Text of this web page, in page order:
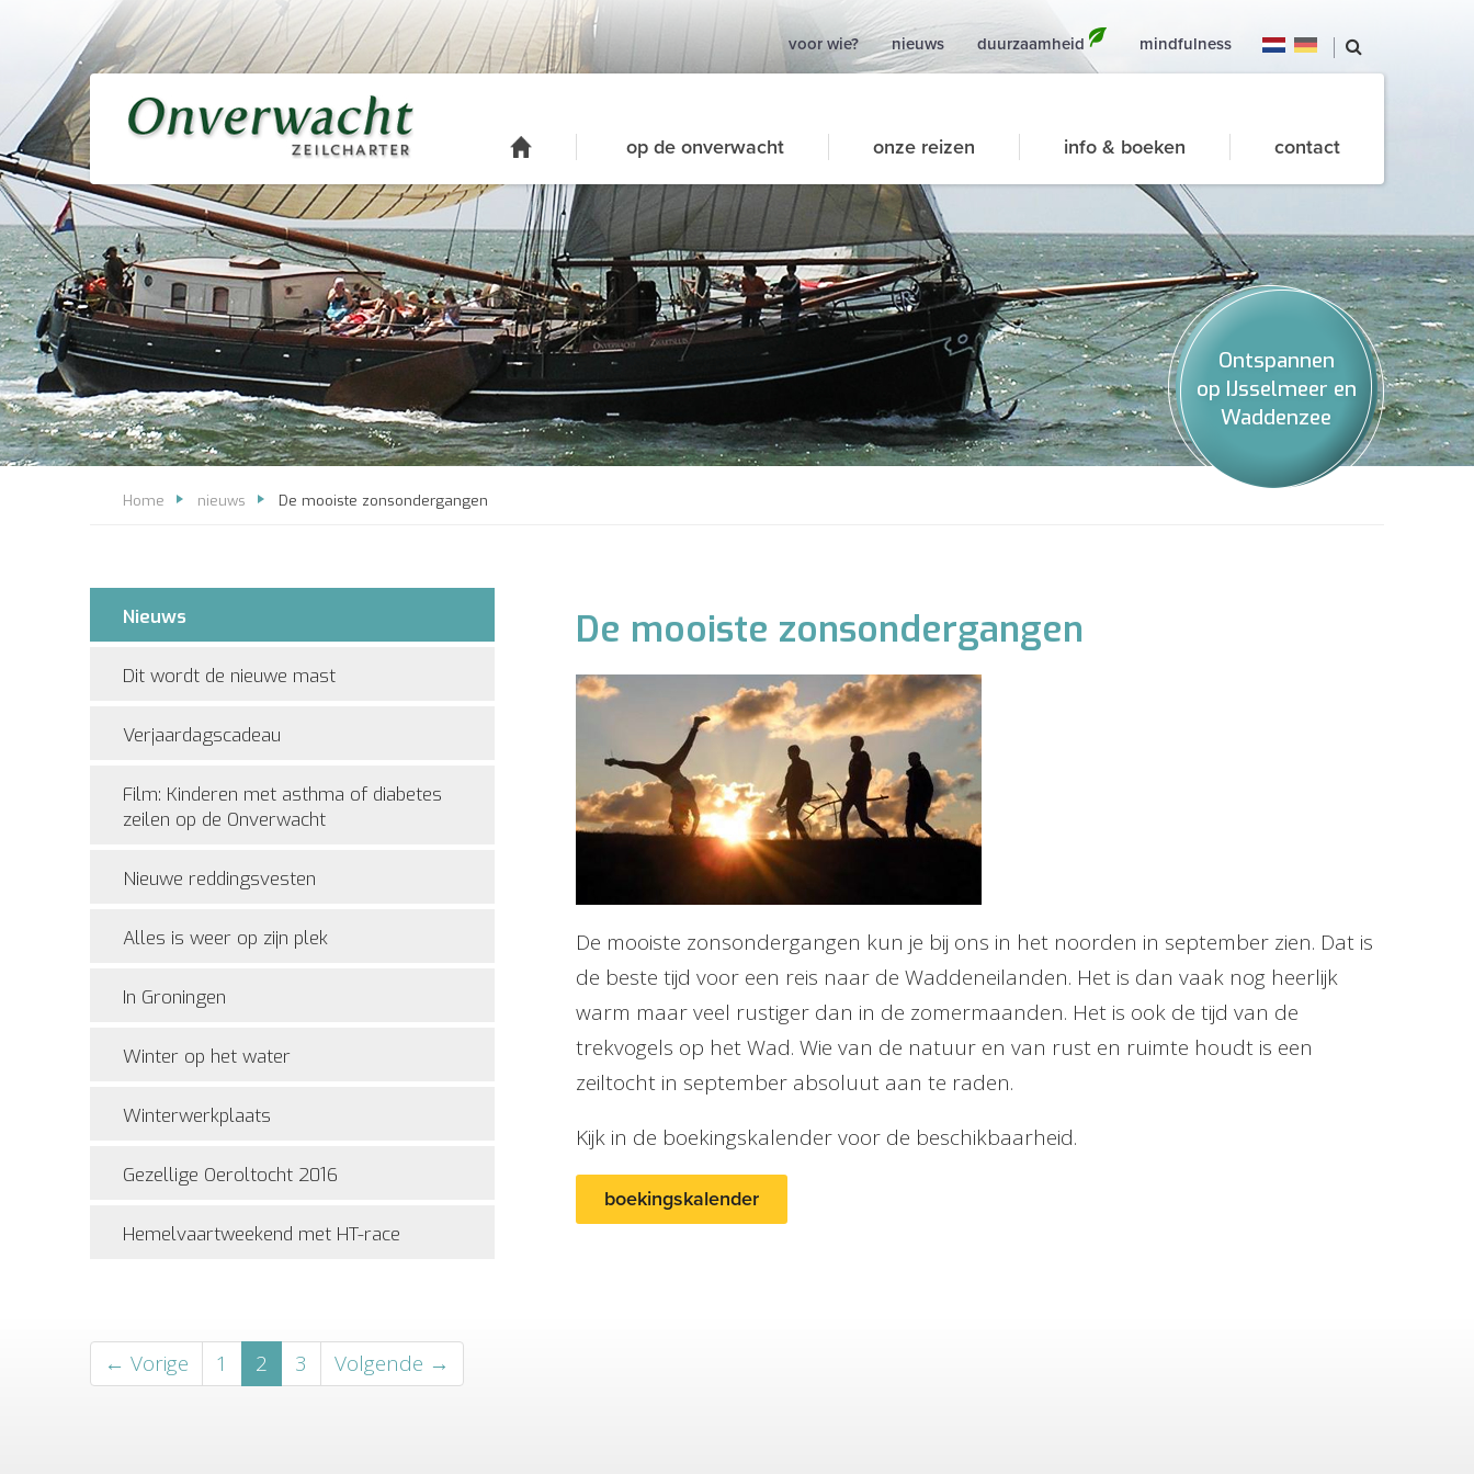
voor wie? nieuws duurzaamheid mindfulness
op de onverwacht onze reizen info & boeken contact
Ontspannen
op IJsselmeer en
Waddenzee
Home nieuws De mooiste zonsondergangen
Nieuws
Dit wordt de nieuwe mast
Verjaardagscadeau
Film: Kinderen met asthma of diabetes
zeilen op de Onverwacht
Nieuwe reddingsvesten
Alles is weer op zijn plek
In Groningen
Winter op het water
Winterwerkplaats
Gezellige Oeroltocht 2016
Hemelvaartweekend met HT-race
← Vorige 1 2 3 Volgende →
De mooiste zonsondergangen
De mooiste zonsondergangen kun je bij ons in het noorden in september zien. Dat is
de beste tijd voor een reis naar de Waddeneilanden. Het is dan vaak nog heerlijk
warm maar veel rustiger dan in de zomermaanden. Het is ook de tijd van de
trekvogels op het Wad. Wie van de natuur en van rust en ruimte houdt is een
zeiltocht in september absoluut aan te raden.
Kijk in de boekingskalender voor de beschikbaarheid.
boekingskalender